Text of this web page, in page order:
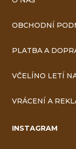
OBCHODNÍ
PLATBA A
VČELÍNO LETÍ
VRÁCENÍ A
INSTAGRAM